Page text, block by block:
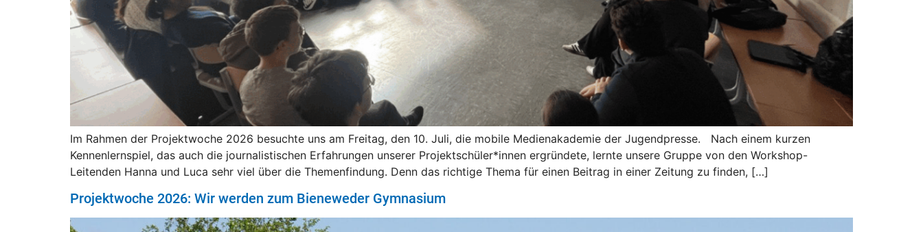
Im Rahmen der Projektwoche 2026 besuchte uns am Freitag, den 10. Juli, die mobile Medienakademie der Jugendpresse. Nach einem kurzen
Kennenlernspiel, das auch die journalistischen Erfahrungen unserer Projektschüler*innen ergründete, lernte unsere Gruppe von den Workshop-
Leitenden Hanna und Luca sehr viel über die Themenfindung. Denn das richtige Thema für einen Beitrag in einer Zeitung zu finden, […]
Projektwoche 2026: Wir werden zum Bieneweder Gymnasium